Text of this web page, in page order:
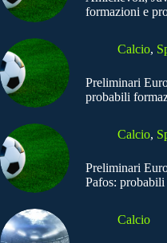
formazioni e
Calcio,
Preliminari
probabili
Calcio,
Preliminari
Pafos:
Calcio